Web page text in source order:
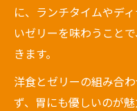
に、ランチタイムやデ
いゼリーを味わうこと
きます。
洋食とゼリーの組み合
ず、胃にも優しいのが